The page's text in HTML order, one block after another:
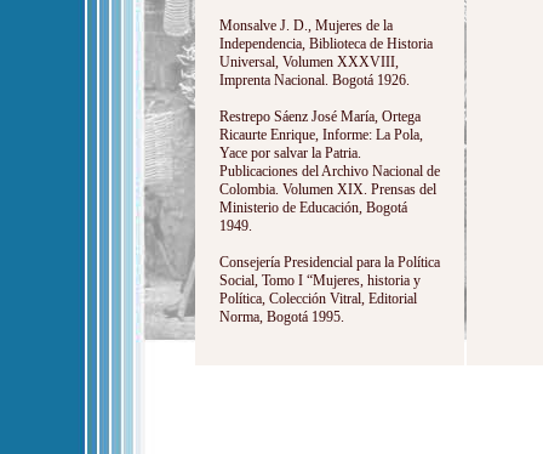
Monsalve J. D., Mujeres de la
Independencia, Biblioteca de Historia
Universal, Volumen XXXVIII,
Imprenta Nacional. Bogotá 1926.
Restrepo Sáenz José María, Ortega
Ricaurte Enrique, Informe: La Pola,
Yace por salvar la Patria.
Publicaciones del Archivo Nacional de
Colombia. Volumen XIX. Prensas del
Ministerio de Educación, Bogotá
1949.
Consejería Presidencial para la Política
Social, Tomo I “Mujeres, historia y
Política, Colección Vitral, Editorial
Norma, Bogotá 1995.